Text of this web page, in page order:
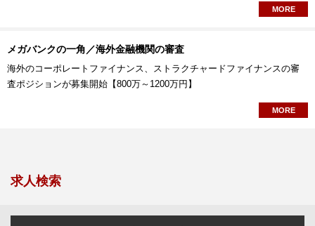
MORE
メガバンクの一角／海外金融機関の審査
海外のコーポレートファイナンス、ストラクチャードファイナンスの審
査ポジションが募集開始【800万～1200万円】
MORE
求人検索